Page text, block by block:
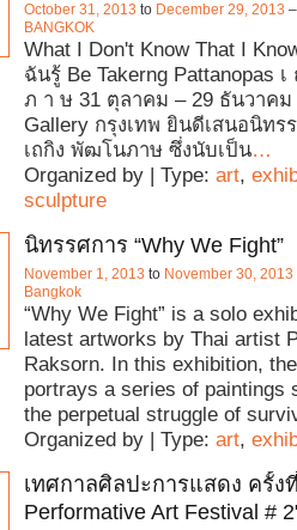
October 31, 2013 to December 29, 2013
BANGKOK
What I Don't Know That I
ฉันรู้ Be Takerng Pattanopas
ภ า ษ 31 ตุลาคม – 29 ธันวาคม
Gallery กรุงเทพ ยินดีเสนอนิทร
เถกิง พัฒโนภาษ ซึ่งนับเป็น…
Organized by | Type: art,
sculpture
นิทรรศการ “Why We Fight”
November 1, 2013 to November 30, 2013
Bangkok
“Why We Fight” is a solo
latest artworks by Thai artist
Raksorn. In this exhibition,
portrays a series of paintings
the perpetual struggle of
Organized by | Type: art,
เทศกาลศิลปะการแสดง ครั้ง
Performative Art Festival #